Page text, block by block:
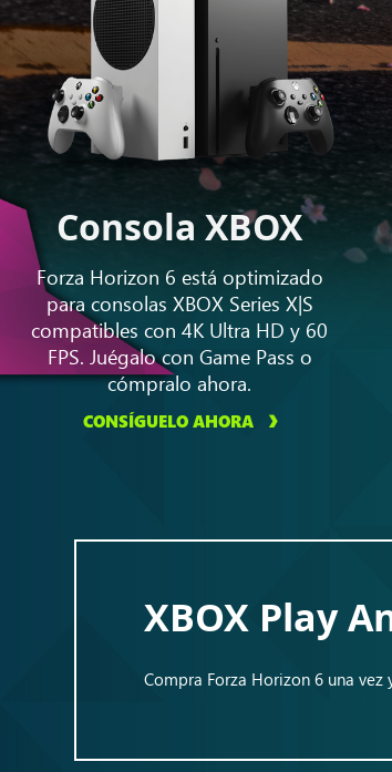
Consola XBOX
Forza Horizon 6 está optimizado
para consolas XBOX Series X|S
compatibles con 4K Ultra HD y 60
FPS. Juégalo con Game Pass o
cómpralo ahora.
CONSÍGUELO AHORA
XBOX Play
Compra Forza Horizon 6 una vez